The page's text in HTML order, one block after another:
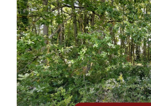
e-mail
notre
agence
nos